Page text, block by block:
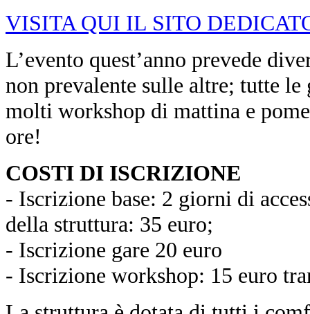
VISITA QUI IL SITO
L’evento quest’anno prevede
non prevalente sulle altre; tutte
molti workshop di mattina e
ore!
COSTI DI ISCRIZIONE
- Iscrizione base: 2 giorni di
della struttura: 35 euro;
- Iscrizione gare 20 euro
- Iscrizione workshop: 15 euro